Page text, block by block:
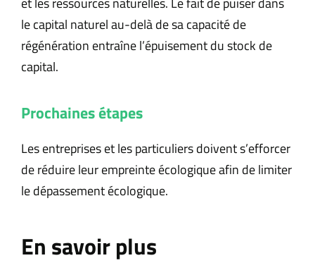
le capital naturel au-delà de sa capacité de
régénération entraîne l’épuisement du stock de
capital.
Prochaines étapes
Les entreprises et les particuliers doivent s’efforcer
de réduire leur empreinte écologique afin de limiter
le dépassement écologique.
En savoir plus